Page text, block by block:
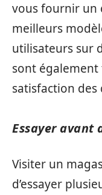
vous fournir un
meilleurs
utilisateurs sur
sont
satisfaction des
Essayer avant
Visiter un
d’essayer